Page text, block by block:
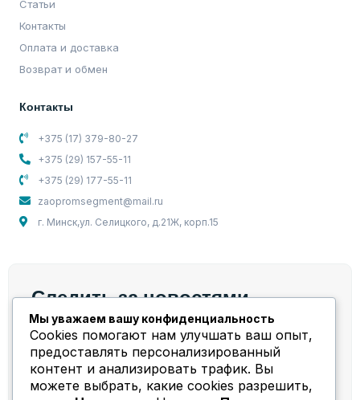
Статьи
Контакты
Оплата и доставка
Возврат и обмен
Контакты
+375 (17) 379-80-27
+375 (29) 157-55-11
+375 (29) 177-55-11
zaopromsegment@mail.ru
г. Минск,ул. Селицкого, д.21Ж, корп.15
Следить за новостями
Мы берем на себя весь спектр работ и задач,
связанных с компрессорным оборудованием!
Мы уважаем вашу конфиденциальность
Cookies помогают нам улучшать ваш опыт,
предоставлять персонализированный
контент и анализировать трафик. Вы
можете выбрать, какие cookies разрешить,